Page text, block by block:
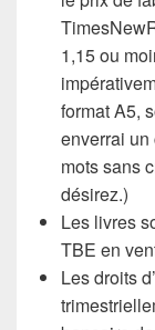
1,15 ou
format A5,
enverrai un
mots sans
désirez.)
Les livres
TBE en
Les droits